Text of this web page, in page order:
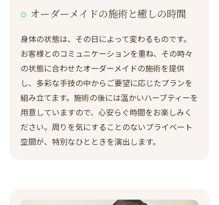
オーダーメイドの施術と癒しの時間
身体の状態は、その日によって変わるものです。
お客様とのコミュニケーションを重ね、その時々
の状態に合わせたオーダーメイドの施術を提供
し、多彩な手技の中からご要望に応じたプランを
組み立てます。施術の後には温かいハーブティーを
用意していますので、心安らぐ時間をお楽しみく
ださい。周りを気にすることのないプライベート
空間が、特別なひとときを演出します。